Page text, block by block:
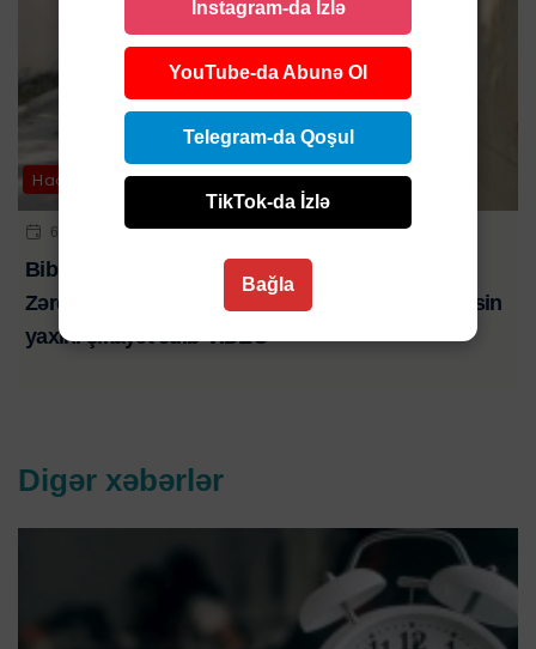
Hadisə
6 AVQ 2026 | 21:01
Bibim həkim səhlənkarlığının qurbanı oldu-
Zərdabda baş verən ağır yol qəzasında ölən şəxsin
yaxını şikayət edib-VİDEO
Digər xəbərlər
Instagram-da İzlə
YouTube-da Abunə Ol
Telegram-da Qoşul
TikTok-da İzlə
Bağla